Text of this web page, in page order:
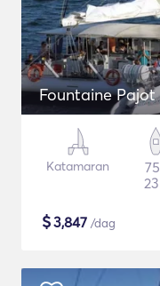
Fountaine Pajot
Katamaran
$3,847 /dag